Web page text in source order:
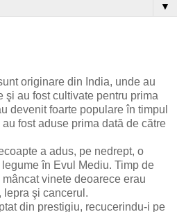
▼
originare din India, unde au
şi au fost cultivate pentru prima
devenit foarte populare în timpul
fost aduse prima dată de către
a adus, pe nedrept, o
în Evul Mediu. Timp de
vinete deoarece erau
şi cancerul.
din prestigiu, recucerindu-i pe